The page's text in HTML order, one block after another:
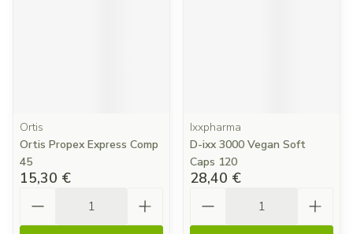
Ortis
Ortis Propex Express Comp
45
15,30 €
Ixxpharma
D-ixx 3000 Vegan Soft
Caps 120
28,40 €